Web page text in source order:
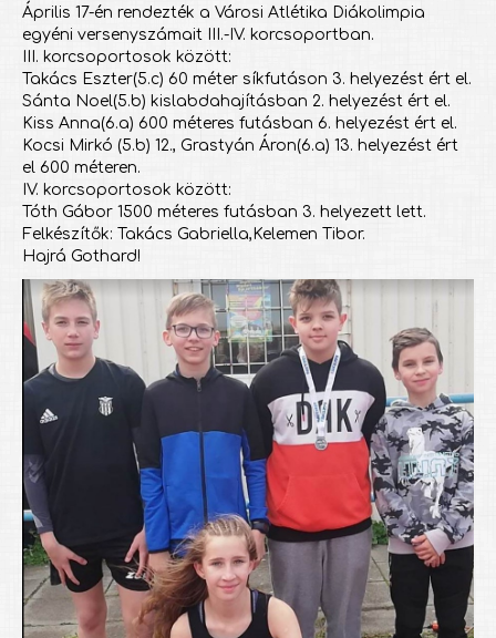
Április 17-én rendezték a Városi Atlétika Diákolimpia
egyéni versenyszámait III.-IV. korcsoportban.
III. korcsoportosok között:
Takács Eszter(5.c) 60 méter síkfutáson 3. helyezést ért el.
Sánta Noel(5.b) kislabdahajításban 2. helyezést ért el.
Kiss Anna(6.a) 600 méteres futásban 6. helyezést ért el.
Kocsi Mirkó (5.b) 12., Grastyán Áron(6.a) 13. helyezést ért
el 600 méteren.
IV. korcsoportosok között:
Tóth Gábor 1500 méteres futásban 3. helyezett lett.
Felkészítők: Takács Gabriella,Kelemen Tibor.
Hajrá Gothard!